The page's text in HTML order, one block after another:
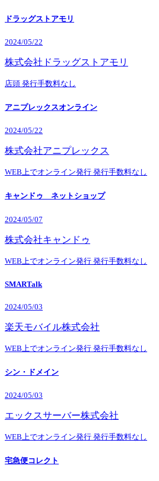
ドラッグストアモリ
2024/05/22
株式会社ドラッグストアモリ
店頭 発行手数料なし
アニプレックスオンライン
2024/05/22
株式会社アニプレックス
WEB上でオンライン発行 発行手数料なし
キャンドゥ ネットショップ
2024/05/07
株式会社キャンドゥ
WEB上でオンライン発行 発行手数料なし
SMARTalk
2024/05/03
楽天モバイル株式会社
WEB上でオンライン発行 発行手数料なし
シン・ドメイン
2024/05/03
エックスサーバー株式会社
WEB上でオンライン発行 発行手数料なし
宅急便コレクト